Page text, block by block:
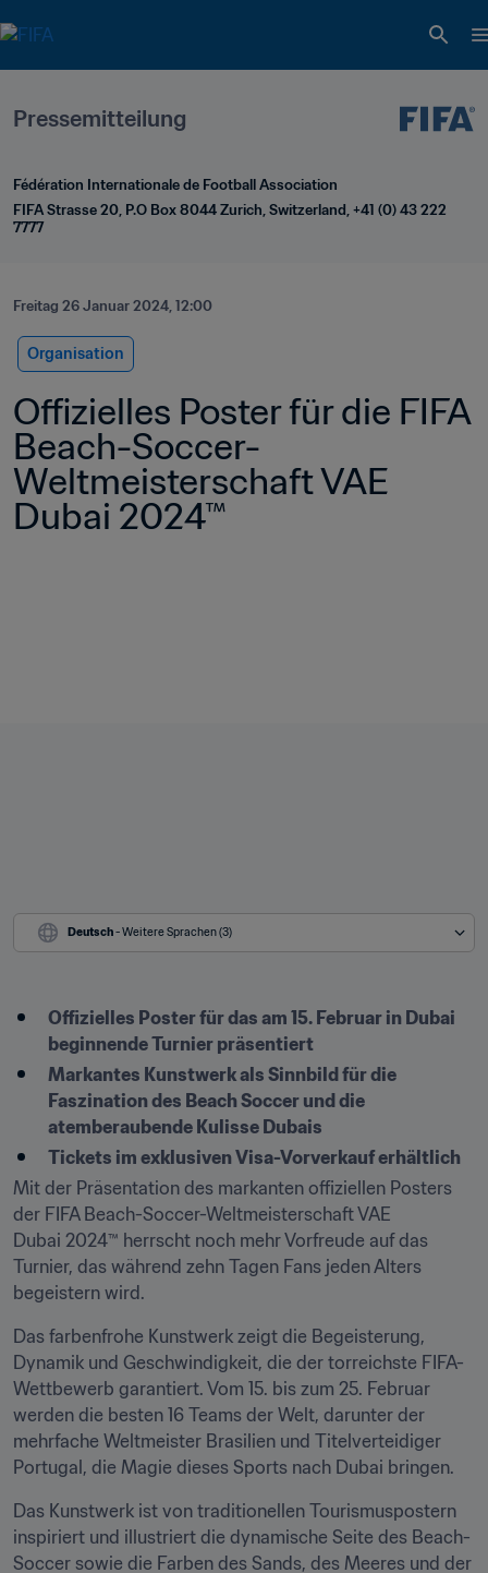
Pressemitteilung
Fédération Internationale de Football Association
FIFA Strasse 20, P.O Box 8044 Zurich, Switzerland, +41 (0) 43 222
7777
Freitag 26 Januar 2024, 12:00
Organisation
Offizielles Poster für die FIFA
Beach-Soccer-
Weltmeisterschaft VAE
Dubai 2024™
Deutsch - Weitere Sprachen (3)
Offizielles Poster für das am 15. Februar in Dubai
beginnende Turnier präsentiert
Markantes Kunstwerk als Sinnbild für die
Faszination des Beach Soccer und die
atemberaubende Kulisse Dubais
Tickets im exklusiven Visa-Vorverkauf erhältlich
Mit der Präsentation des markanten offiziellen Posters
der FIFA Beach-Soccer-Weltmeisterschaft VAE
Dubai 2024™ herrscht noch mehr Vorfreude auf das
Turnier, das während zehn Tagen Fans jeden Alters
begeistern wird.
Das farbenfrohe Kunstwerk zeigt die Begeisterung,
Dynamik und Geschwindigkeit, die der torreichste FIFA-
Wettbewerb garantiert. Vom 15. bis zum 25. Februar
werden die besten 16 Teams der Welt, darunter der
mehrfache Weltmeister Brasilien und Titelverteidiger
Portugal, die Magie dieses Sports nach Dubai bringen.
Das Kunstwerk ist von traditionellen Tourismuspostern
inspiriert und illustriert die dynamische Seite des Beach-
Soccer sowie die Farben des Sands, des Meeres und der